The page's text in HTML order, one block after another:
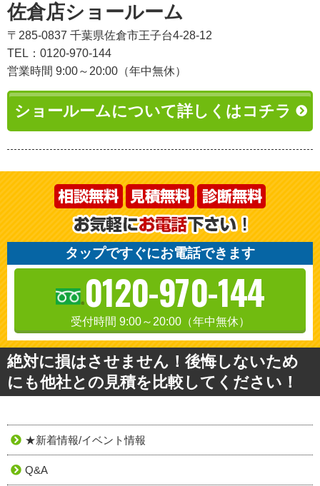
佐倉店ショールーム
〒285-0837 千葉県佐倉市王子台4-28-12
TEL：0120-970-144
営業時間 9:00～20:00（年中無休）
ショールームについて詳しくはコチラ
タップですぐにお電話できます
0120-970-144
受付時間 9:00～20:00（年中無休）
絶対に損はさせません！後悔しないため
にも他社との見積を比較してください！
★新着情報/イベント情報
Q&A